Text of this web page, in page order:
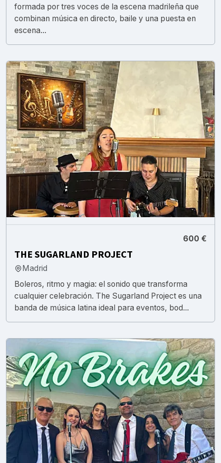
formada por tres voces de la escena madrileña que
combinan música en directo, baile y una puesta en
escena...
600 €
THE SUGARLAND PROJECT
Madrid
Boleros, ritmo y magia: el sonido que transforma
cualquier celebración. The Sugarland Project es una
banda de música latina ideal para eventos, bod...